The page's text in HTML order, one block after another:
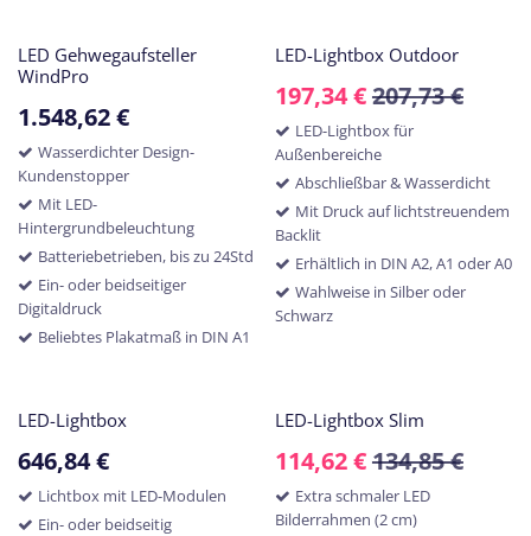
LED Gehwegaufsteller
WindPro
1.548,62€
Wasserdichter Design-
Kundenstopper
Mit LED-
Hintergrundbeleuchtung
Batteriebetrieben, bis zu 24Std
Ein- oder beidseitiger
Digitaldruck
Beliebtes Plakatmaß in DIN A1
LED-Lightbox Outdoor
197,34€207,73€
LED-Lightbox für
Außenbereiche
Abschließbar & Wasserdicht
Mit Druck auf lichtstreuendem
Backlit
Erhältlich in DIN A2, A1 oder A0
Wahlweise in Silber oder
Schwarz
LED-Lightbox
646,84€
Lichtbox mit LED-Modulen
Ein- oder beidseitig
LED-Lightbox Slim
114,62€134,85€
Extra schmaler LED
Bilderrahmen (2 cm)